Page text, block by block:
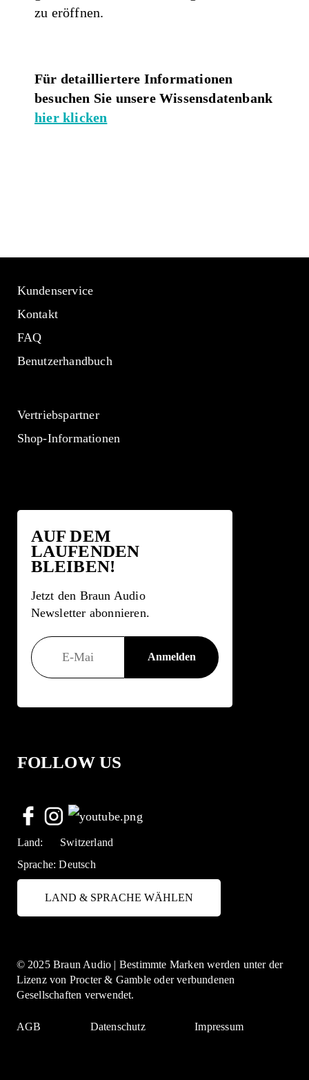
zu eröffnen.
Für detailliertere Informationen
besuchen Sie unsere Wissensdatenbank
hier klicken
Kundenservice
Kontakt
FAQ
Benutzerhandbuch
Vertriebspartner
Shop-Informationen
AUF DEM
LAUFENDEN
BLEIBEN!
Jetzt den Braun Audio
Newsletter abonnieren.
FOLLOW US
Land:
Switzerland
Sprache:Deutsch
LAND & SPRACHE WÄHLEN
© 2025 Braun Audio | Bestimmte Marken werden unter der
Lizenz von Procter & Gamble oder verbundenen
Gesellschaften verwendet.
AGB Datenschutz Impressum